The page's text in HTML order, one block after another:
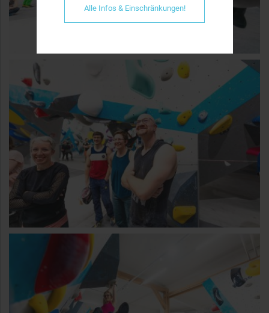
Alle Infos & Einschränkungen!